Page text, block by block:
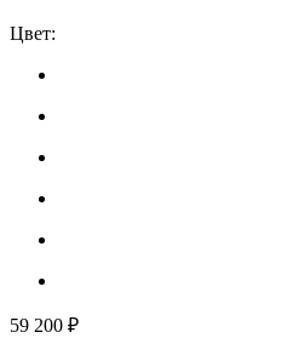
Цвет:
59 200 ₽